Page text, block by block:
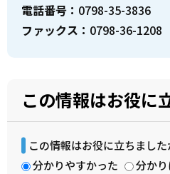
電話番号： 0798-35-3836
ファックス： 0798-36-1208
この情報はお役に
この情報はお役に立ちました
分かりやすかった
分か